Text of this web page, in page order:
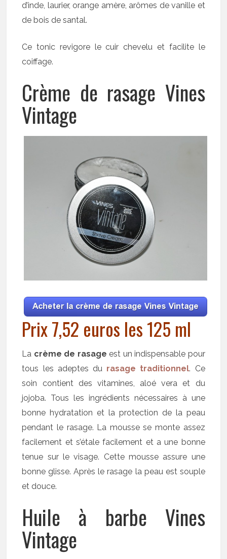
d’inde, laurier, orange amère, arômes de vanille et
de bois de santal.
Ce tonic revigore le cuir chevelu et facilite le
coiffage.
Crème de rasage Vines
Vintage
Prix 7,52 euros les 125 ml
La crème de rasage est un indispensable pour
tous les adeptes du rasage traditionnel. Ce
soin contient des vitamines, aloé vera et du
jojoba. Tous les ingrédients nécessaires à une
bonne hydratation et la protection de la peau
pendant le rasage. La mousse se monte assez
facilement et s’étale facilement et a une bonne
tenue sur le visage. Cette mousse assure une
bonne glisse. Après le rasage la peau est souple
et douce.
Huile à barbe Vines
Vintage